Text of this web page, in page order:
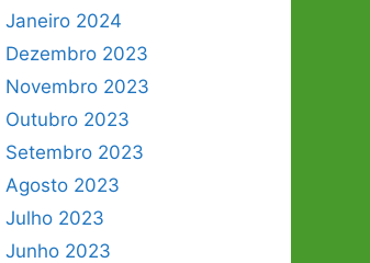
Janeiro 2024
Dezembro 2023
Novembro 2023
Outubro 2023
Setembro 2023
Agosto 2023
Julho 2023
Junho 2023